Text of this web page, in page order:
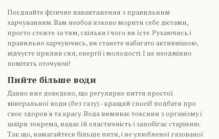
Поєднайте фізичне навантаження з правильним
харчуванням. Вам необов'язково морити себе дієтами,
просто стежте за тим, скільки і чого ви їсте. Рухаючись і
правильно харчуючись, ви станете набагато активнішою,
відчуєте прилив сил, енергії і молодості. І це неодмінно
помітять оточуючі!
Пийте більше води
Давно вже доведено, що регулярне пиття простої
мінеральної води (без газу) - кращий спосіб подбати про
своє здоров'я та красу. Вода вимиває токсини з організму і
шкіри зокрема, надає їй еластичність і запобігає старінню.
Так що, намагайтеся більше пити, і не улюбленої газованої